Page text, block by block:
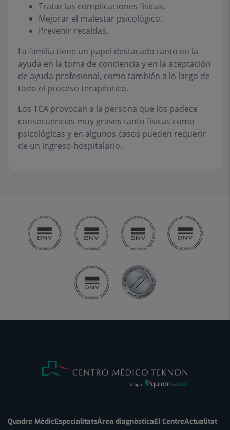
Tratar las complicaciones físicas.
Mejorar el malestar psicológico.
Prevenir recaídas.
La familia tiene un papel destacado tanto en la
ayuda en la toma de conciencia y en la aceptación
de ayuda profesional, como también a lo largo de
todo el proceso terapéutico.
Los TCA provocan a la persona que los padece
consecuencias muy graves tanto físicas como
psicológicas y en algunos casos pueden requerir
de un ingreso hospitalario.
Quadre MèdicEspecialitatsÀrea diagnòsticaEl CentreActualitat